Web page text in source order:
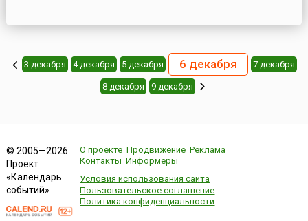
3 декабря 4 декабря 5 декабря 6 декабря 7 декабря
8 декабря 9 декабря
© 2005—2026
Проект
«Календарь
событий»
О проекте Продвижение Реклама
Контакты Информеры
Условия использования сайта
Пользовательское соглашение
Политика конфиденциальности